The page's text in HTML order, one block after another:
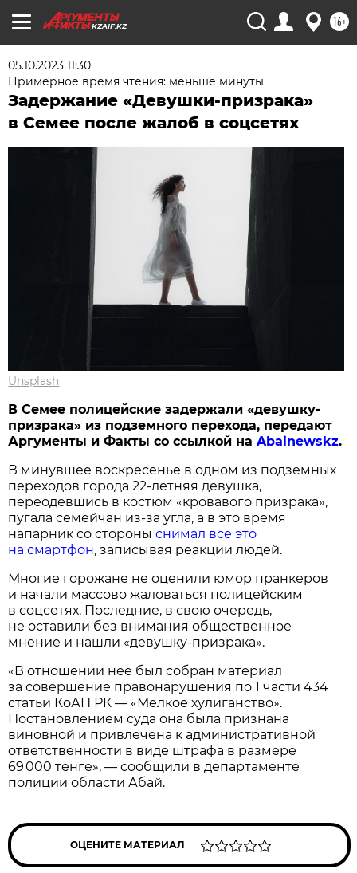
KZAIF.KZ 16+
05.10.2023 11:30
Примерное время чтения: меньше минуты
Задержание «Девушки-призрака»
в Семее после жалоб в соцсетях
Unsplash
В Семее полицейские задержали «девушку-
призрака» из подземного перехода, передают
Аргументы и Факты со ссылкой наAbainewskz.
В минувшее воскресенье в одном из подземных
переходов города 22-летняя девушка,
переодевшись в костюм «кровавого призрака»,
пугала семейчан из-за угла, а в это время
напарник со стороныснимал все это
на смартфон, записывая реакции людей.
Многие горожане не оценили юмор пранкеров
и начали массово жаловаться полицейским
в соцсетях. Последние, в свою очередь,
не оставили без внимания общественное
мнение и нашли «девушку-призрака».
«В отношении нее был собран материал
за совершение правонарушения по 1 части 434
статьи КоАП РК — «Мелкое хулиганство».
Постановлением суда она была признана
виновной и привлечена к административной
ответственности в виде штрафа в размере
69 000 тенге», — сообщили в департаменте
полиции области Абай.
ОЦЕНИТЕ МАТЕРИАЛ